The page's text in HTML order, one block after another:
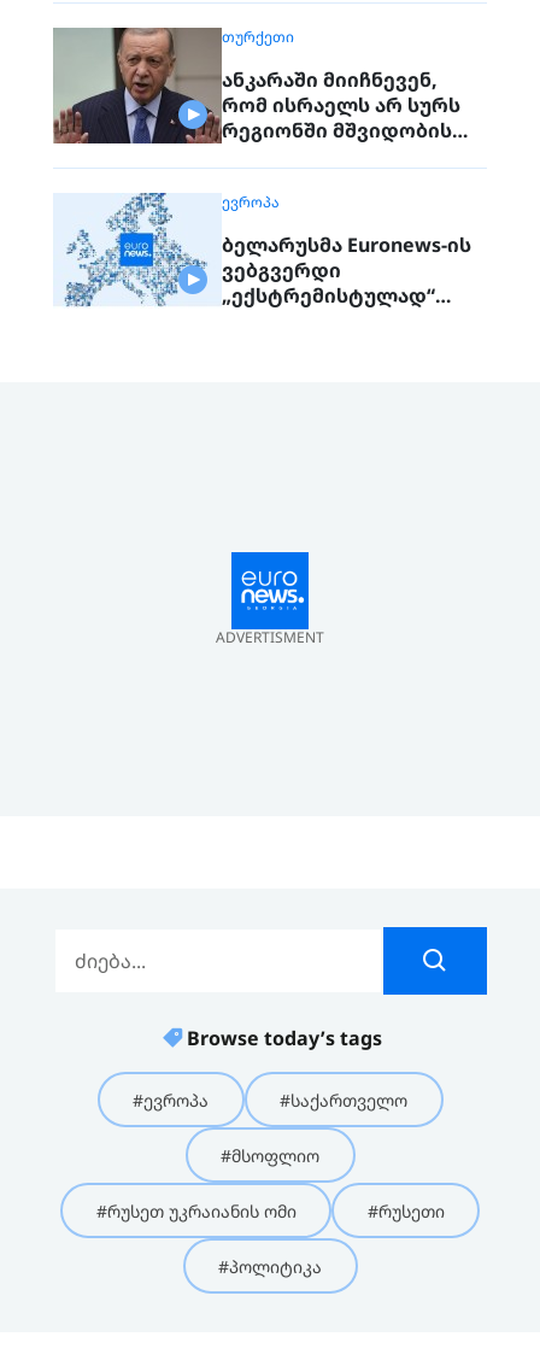
აპროტესტებს
ᲗᲣᲠᲥᲔᲗᲘ
ანკარაში მიიჩნევენ,
რომ ისრაელს არ სურს
რეგიონში მშვიდობის
ᲔᲕᲠᲝᲞᲐ
ბელარუსმა Euronews-ის
ვებგვერდი
„ექსტრემისტულად“
ADVERTISMENT
Browse today’s tags
#ევროპა #საქართველო
#მსოფლიო
#რუსეთ უკრაიანის ომი #რუსეთი
#პოლიტიკა